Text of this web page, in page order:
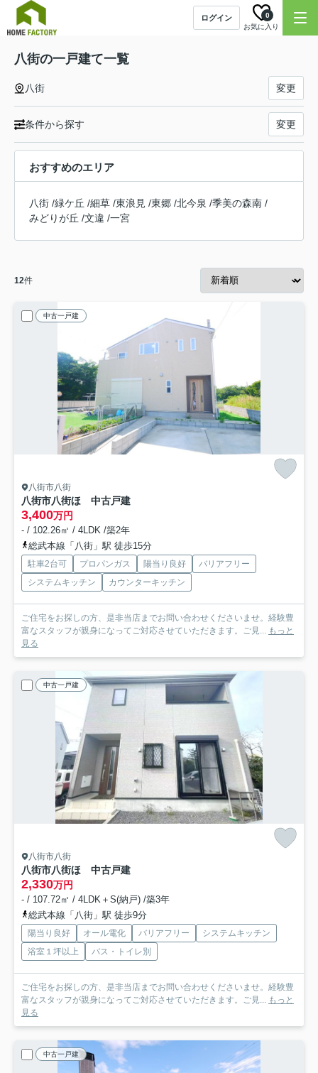
ログイン
お気に入り
0
八街の一戸建て一覧
八街 変更
条件から探す 変更
おすすめのエリア
八街 /緑ケ丘 /細草 /東浪見 /東郷 /北今泉 /季美の森南 /
みどりが丘 /文違 /一宮
12件
中古一戸建
八街市八街
八街市八街ほ 中古戸建
3,400万円
- / 102.26㎡ / 4LDK /築2年
総武本線「八街」駅 徒歩15分
駐車2台可 プロパンガス 陽当り良好
バリアフリー
システムキッチン
カウンターキッチン
ご住宅をお探しの方、是非当店までお問い合わせくださいませ。経験豊
富なスタッフが親身になってご対応させていただきます。ご見... もっと
見る
中古一戸建
八街市八街
八街市八街ほ 中古戸建
2,330万円
- / 107.72㎡ / 4LDK＋S(納戸) /築3年
総武本線「八街」駅 徒歩9分
陽当り良好 オール電化 バリアフリー
システムキッチン
浴室１坪以上
バス・トイレ別
ご住宅をお探しの方、是非当店までお問い合わせくださいませ。経験豊
富なスタッフが親身になってご対応させていただきます。ご見... もっと
見る
中古一戸建